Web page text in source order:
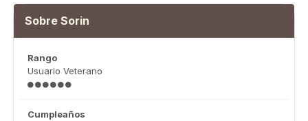
Sobre Sorin
Rango
Usuario Veterano
Cumpleaños